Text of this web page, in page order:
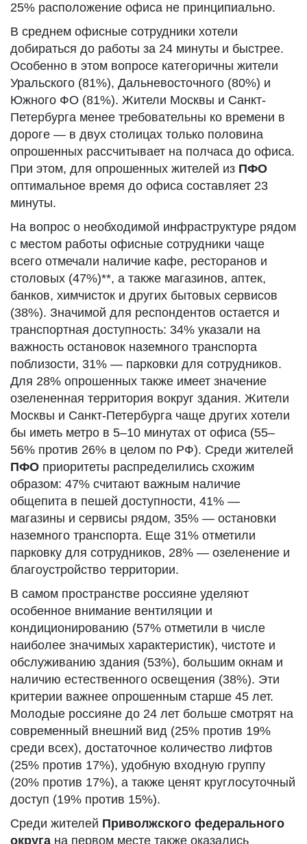
25% расположение офиса не принципиально.
В среднем офисные сотрудники хотели
добираться до работы за 24 минуты и быстрее.
Особенно в этом вопросе категоричны жители
Уральского (81%), Дальневосточного (80%) и
Южного ФО (81%). Жители Москвы и Санкт-
Петербурга менее требовательны ко времени в
дороге — в двух столицах только половина
опрошенных рассчитывает на полчаса до офиса.
При этом, для опрошенных жителей из ПФО
оптимальное время до офиса составляет 23
минуты.
На вопрос о необходимой инфраструктуре рядом
с местом работы офисные сотрудники чаще
всего отмечали наличие кафе, ресторанов и
столовых (47%)**, а также магазинов, аптек,
банков, химчисток и других бытовых сервисов
(38%). Значимой для респондентов остается и
транспортная доступность: 34% указали на
важность остановок наземного транспорта
поблизости, 31% — парковки для сотрудников.
Для 28% опрошенных также имеет значение
озелененная территория вокруг здания. Жители
Москвы и Санкт-Петербурга чаще других хотели
бы иметь метро в 5–10 минутах от офиса (55–
56% против 26% в целом по РФ). Среди жителей
ПФО приоритеты распределились схожим
образом: 47% считают важным наличие
общепита в пешей доступности, 41% —
магазины и сервисы рядом, 35% — остановки
наземного транспорта. Еще 31% отметили
парковку для сотрудников, 28% — озеленение и
благоустройство территории.
В самом пространстве россияне уделяют
особенное внимание вентиляции и
кондиционированию (57% отметили в числе
наиболее значимых характеристик), чистоте и
обслуживанию здания (53%), большим окнам и
наличию естественного освещения (38%). Эти
критерии важнее опрошенным старше 45 лет.
Молодые россияне до 24 лет больше смотрят на
современный внешний вид (25% против 19%
среди всех), достаточное количество лифтов
(25% против 17%), удобную входную группу
(20% против 17%), а также ценят круглосуточный
доступ (19% против 15%).
Среди жителей Приволжского федерального
округа на первом месте также оказались